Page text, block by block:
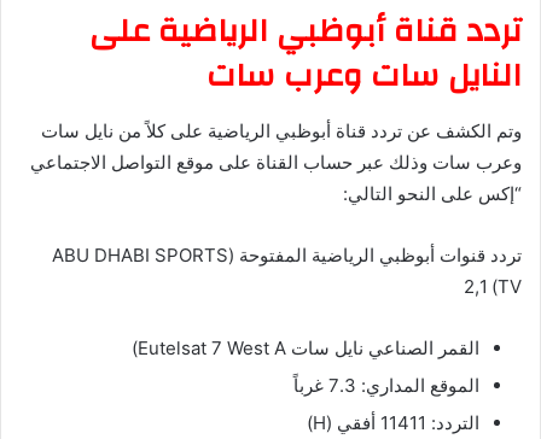
تردد قناة أبوظبي الرياضية على
النايل سات وعرب سات
وتم الكشف عن تردد قناة أبوظبي الرياضية على كلاً من نايل سات
وعرب سات وذلك عبر حساب القناة على موقع التواصل الاجتماعي
“إكس على النحو التالي:
تردد قنوات أبوظبي الرياضية المفتوحة (ABU DHABI SPORTS
TV) 2,1
القمر الصناعي نايل سات Eutelsat 7 West A)
الموقع المداري: 7.3 غرباً
التردد: 11411 أفقي (H)